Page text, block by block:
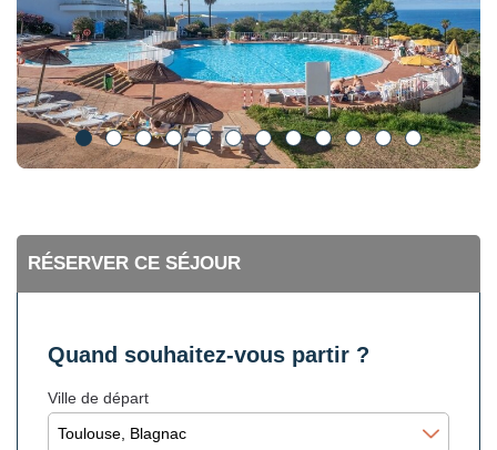
RÉSERVER CE SÉJOUR
Quand souhaitez-vous partir ?
Ville de départ